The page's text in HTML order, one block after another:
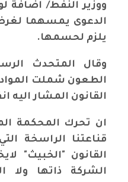
ووزير النفط/ اضافة
الدعوى يمسهما
يلزم لحسمها.
وقال المتحدث
القانون المشار اليه
ان تحرك المحكمة
قناعتنا الراسخة
القانون "الخبيث"
الشركة ذاتها ولا